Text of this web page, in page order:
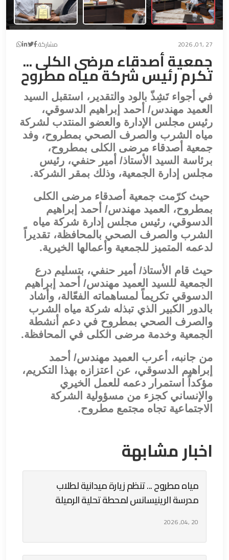
27 ,01, 2026 مشاركة:
جمعية أصدقاء مرضى الكلى ...
تكرم رئيس شركة مياه مطروح
في أجواء تَشِذّ بالود والتقدير، استقبل السيد
العميد مهندس/ أحمد إبراهيم الدسوقي،
رئيس مجلس الإدارة والعضو المنتدب لشركة
مياه الشرب والصرف الصحي بمطروح، وفد
جمعية أصدقاء مرضى الكلى بمطروح،
برئاسة السيد الأستاذ/ أمير حنفي، رئيس
مجلس إدارة الجمعية، وذلك بمقر الشركة.
حيث كرّمت جمعية أصدقاء مرضى الكلى
بمطروح، العميد مهندس/ أحمد إبراهيم
الدسوقي، رئيس مجلس إدارة شركة مياه
الشرب والصرف الصحي بالمحافظة، تقديراً
لدعمه المتميز للجمعية وأعمالها الخيرية.
حيث قام الأستاذ/ أمير حنفي، بتسليم درع
الجمعية للسيد العميد مهندس/ أحمد إبراهيم
الدسوقي تكريماً لمساهماته الفعّالة، وأشاد
بالدور الكبير الذي تبذله شركة مياه الشرب
والصرف الصحي بمطروح في دعم أنشطة
الجمعية وخدمة مرضى الكلى في المحافظة.
من جانبه، أعرب العميد مهندس/ أحمد
إبراهيم الدسوقي، عن اعتزازه بهذا التكريم،
مؤكداً استمرار دعمه للعمل الخيري
والإنساني كجزء من مسؤولية الشركة
الاجتماعية تجاه مجتمع مطروح.
اخبار مشابهة
مياه مطروح ... تنظم زيارة ميدانية لطلاب
مدرسة الرينيسانس لمحطة تحلية الرميلة
20 ,04, 2026